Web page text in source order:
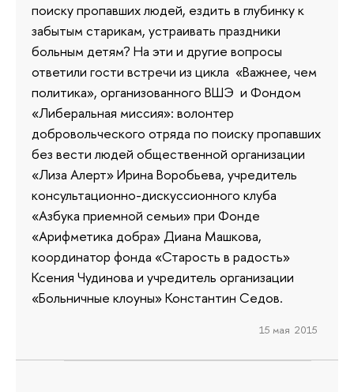
поиску пропавших людей, ездить в глубинку к
забытым старикам, устраивать праздники
больным детям? На эти и другие вопросы
ответили гости встречи из цикла «Важнее, чем
политика», организованного ВШЭ и Фондом
«Либеральная миссия»: волонтер
добровольческого отряда по поиску пропавших
без вести людей общественной организации
«Лиза Алерт» Ирина Воробьева, учредитель
консультационно-дискуссионного клуба
«Азбука приемной семьи» при Фонде
«Арифметика добра» Диана Машкова,
координатор фонда «Старость в радость»
Ксения Чудинова и учредитель организации
«Больничные клоуны» Константин Седов.
15 мая 2015